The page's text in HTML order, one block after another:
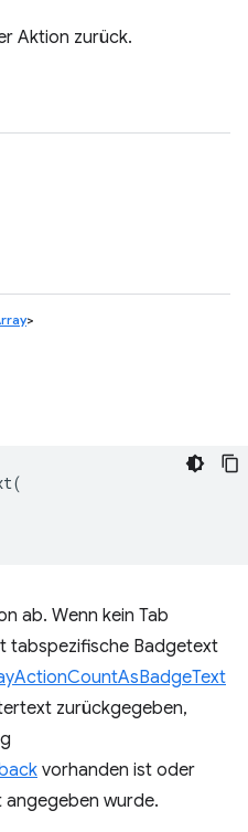
Aktion zurück.
>
(
ab. Wenn kein Tab
tabspezifische Badgetext
zurückgegeben,
vorhanden ist oder
wurde.